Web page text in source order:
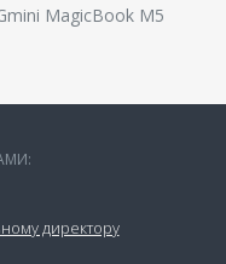
MagicBook M5
директору